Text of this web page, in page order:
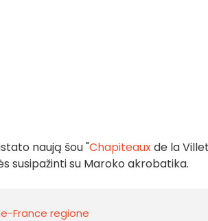
naują šou "Chapiteauxde la
susipažinti su Maroko akrobatika.
France regione